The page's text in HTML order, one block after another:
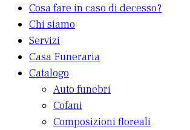
Cosa fare in caso di decesso?
Chi siamo
Servizi
Casa Funeraria
Catalogo
Auto funebri
Cofani
Composizioni floreali